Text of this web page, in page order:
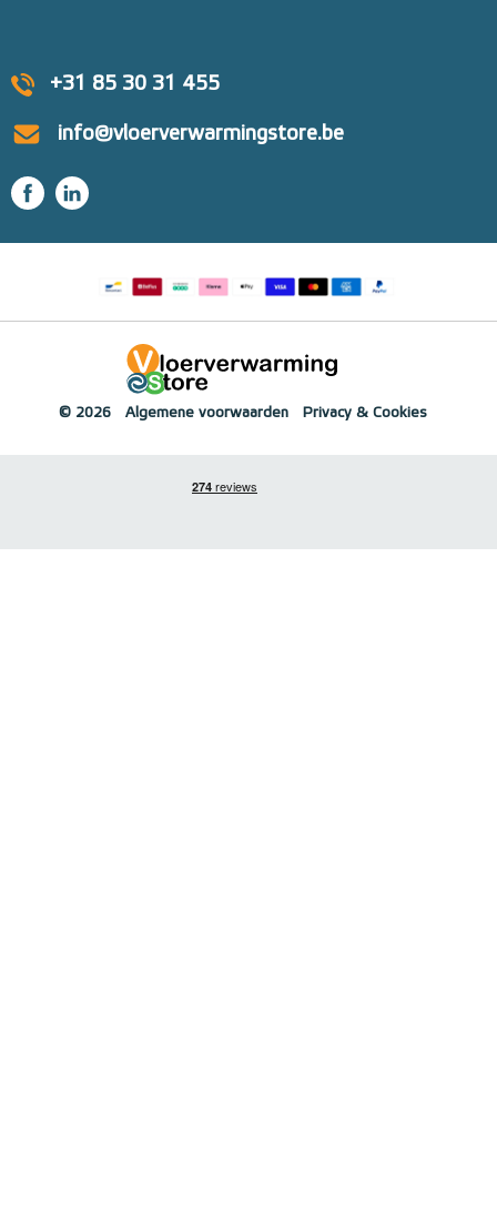
+31 85 30 31 455
info@vloerverwarmingstore.be
© 2026 Algemene voorwaarden Privacy & Cookies